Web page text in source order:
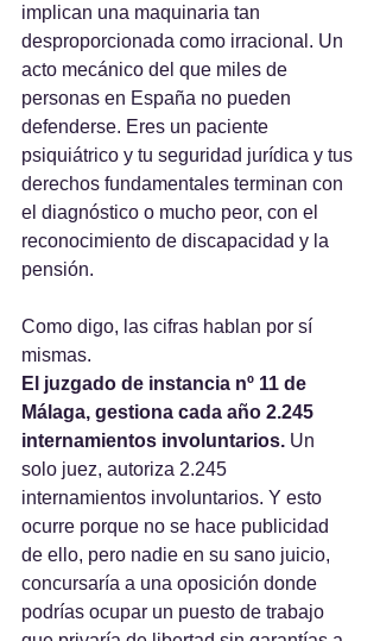
implican una maquinaria tan
desproporcionada como irracional. Un
acto mecánico del que miles de
personas en España no pueden
defenderse. Eres un paciente
psiquiátrico y tu seguridad jurídica y tus
derechos fundamentales terminan con
el diagnóstico o mucho peor, con el
reconocimiento de discapacidad y la
pensión.
Como digo, las cifras hablan por sí
mismas.
El juzgado de instancia nº 11 de
Málaga, gestiona cada año 2.245
internamientos involuntarios. Un
solo juez, autoriza 2.245
internamientos involuntarios. Y esto
ocurre porque no se hace publicidad
de ello, pero nadie en su sano juicio,
concursaría a una oposición donde
podrías ocupar un puesto de trabajo